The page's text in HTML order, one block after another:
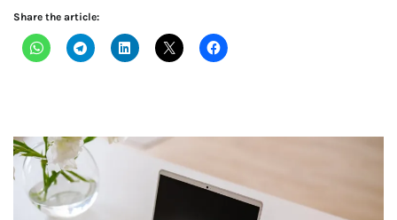
Share the article: